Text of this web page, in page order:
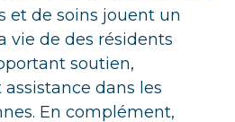
et de soins jouent un
vie de des résidents
soutien,
dans les
En complément,